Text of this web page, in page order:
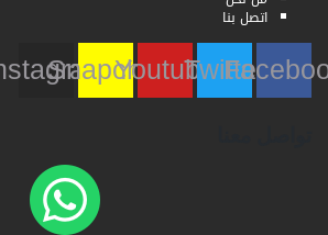
اتصل بنا
Twitter
Youtube
Snapchat
Instagram